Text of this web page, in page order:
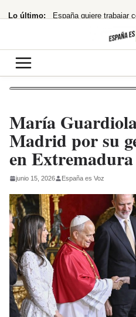
al Lo último:
¿cuándo te costará un
hace 33 años rechazó
María
Madrid por su
en Extremadura
junio 15, 2026 España es Voz